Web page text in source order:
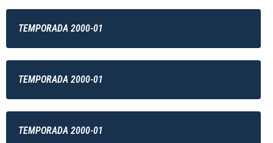
TEMPORADA 2000-01
TEMPORADA 2000-01
TEMPORADA 2000-01